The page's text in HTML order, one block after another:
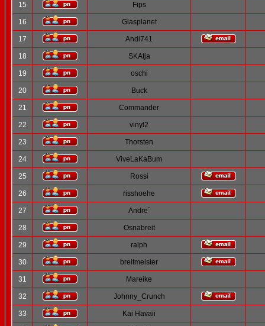
15 Fips
16 Glasplanet
17 Andi741
18 SKAtja
19 oschi
20 Buck
21 Commander
22 vinyl2
23 Thorsten
24 ViveLaKaBum
25 Rossi
26 risshoehe
27 Andre´
28 Osnabreit
29 ralph
30 breitmeister
31 Mareike
32 Johnny_Crunch
33 Kai Havaii